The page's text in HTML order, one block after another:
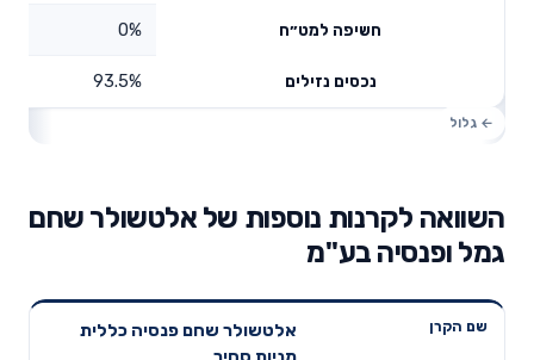
חשיפה למט״ח 0%
נכסים נזילים 93.5%
השוואה לקרנות נוספות של אלטשולר שחם
גמל ופנסיה בע"מ
שנתית 3
תשואה
דמי ניהול
אלטשולר שחם פנסיה כללית